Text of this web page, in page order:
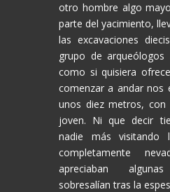
otro hombre algo
parte del yacimiento,
las excavaciones
grupo de arqueólogos
como si quisiera
comenzar a andar nos
unos diez metros,
joven. Ni que decir
nadie más visitando
completamente
apreciaban
sobresalían tras la